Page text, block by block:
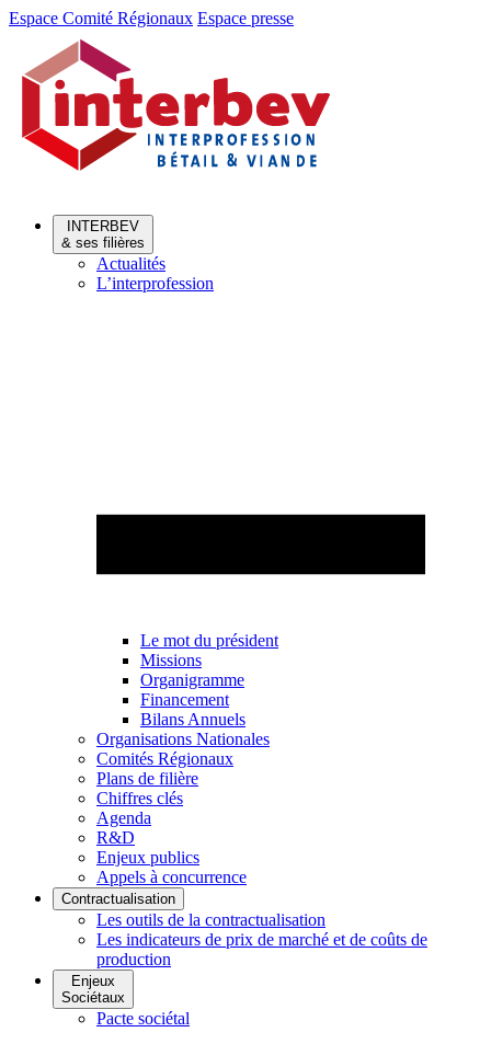
Aller
Aller
contenu
Espace Comité Régionaux Espace presse
INTERBEV
& ses filières
Actualités
L’interprofession
Le mot du président
Missions
Organigramme
Financement
Bilans Annuels
Organisations Nationales
Comités Régionaux
Plans de filière
Chiffres clés
Agenda
R&D
Enjeux publics
Appels à concurrence
Contractualisation
Les outils de la contractualisation
Les indicateurs de prix de marché et de coûts de
production
Enjeux
Sociétaux
Pacte sociétal